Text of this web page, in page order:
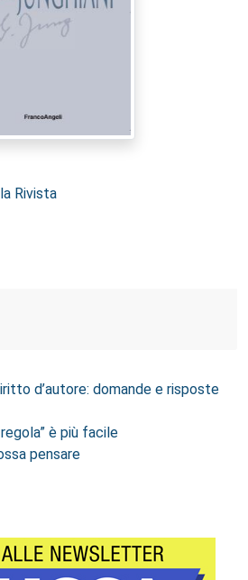
Rivista
d’autore: domande e risposte
è più facile
pensare